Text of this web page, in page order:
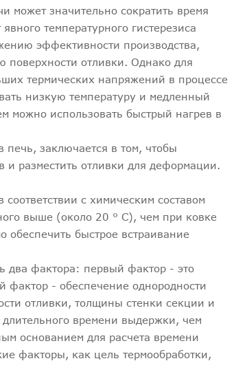
может значительно сократить время
температурного гистерезиса
эффективности производства,
поверхности отливки. Однако для
термических напряжений в процессе
низкую температуру и медленный
можно использовать быстрый нагрев в
заключается в том, чтобы
и разместить отливки для деформации.
с химическим составом
выше (около 20 ° C), чем при ковке
обеспечить быстрое встраивание
два фактора: первый фактор - это
фактор - обеспечение однородности
отливки, толщины стенки секции и
времени выдержки, чем
основанием для расчета времени
факторы, как цель термообработки,